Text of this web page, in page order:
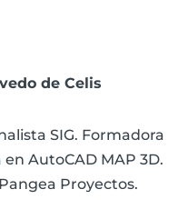
de Celis
SIG. Formadora
AutoCAD MAP 3D.
Proyectos.